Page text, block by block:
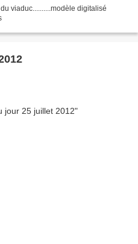
viaduc..........modèle digitalisé